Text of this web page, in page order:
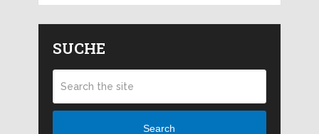
SUCHE
Search